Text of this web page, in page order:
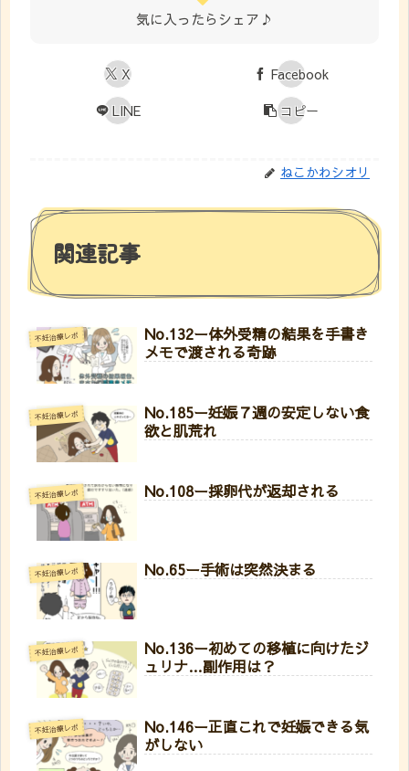
気に入ったらシェア♪
X
Facebook
LINE
コピー
ねこかわシオリ
関連記事
不妊治療レポ
No.132ー体外受精の結果を手書き
メモで渡される奇跡
不妊治療レポ
No.185ー妊娠７週の安定しない食
欲と肌荒れ
不妊治療レポ No.108ー採卵代が返却される
不妊治療レポ No.65ー手術は突然決まる
不妊治療レポ
No.136ー初めての移植に向けたジ
ュリナ…副作用は？
不妊治療レポ
No.146ー正直これで妊娠できる気
がしない